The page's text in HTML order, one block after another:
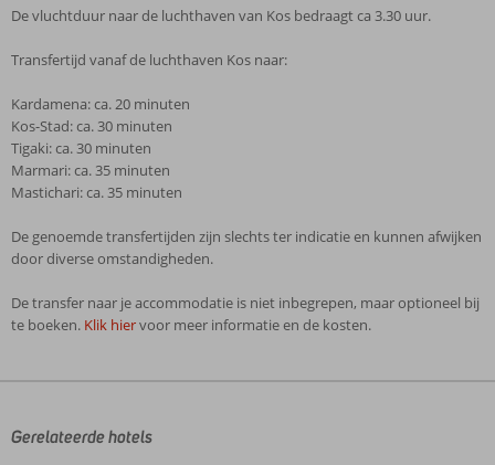
De vluchtduur naar de luchthaven van Kos bedraagt ca 3.30 uur.
Transfertijd vanaf de luchthaven Kos naar:
Kardamena: ca. 20 minuten
Kos-Stad: ca. 30 minuten
Tigaki: ca. 30 minuten
Marmari: ca. 35 minuten
Mastichari: ca. 35 minuten
De genoemde transfertijden zijn slechts ter indicatie en kunnen afwijken
door diverse omstandigheden.
De transfer naar je accommodatie is niet inbegrepen, maar optioneel bij
te boeken. Klik hiervoor meer informatie en de kosten.
door
Gerelateerde hotels